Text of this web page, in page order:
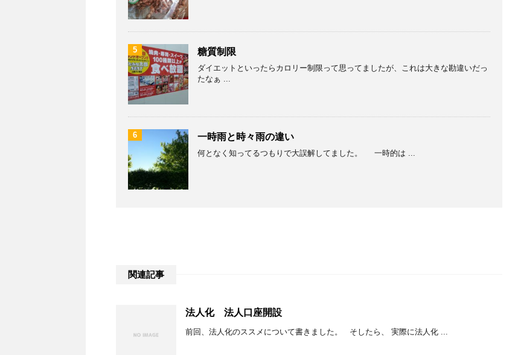
5 糖質制限
ダイエットといったらカロリー制限って思ってましたが、これは大きな勘違いだっ
たなぁ ...
6 一時雨と時々雨の違い
何となく知ってるつもりで大誤解してました。 一時的は ...
関連記事
法人化 法人口座開設
前回、法人化のススメについて書きました。 そしたら、 実際に法人化 ...